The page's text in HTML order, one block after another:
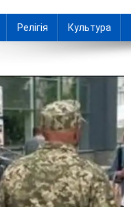
Релігія Культура